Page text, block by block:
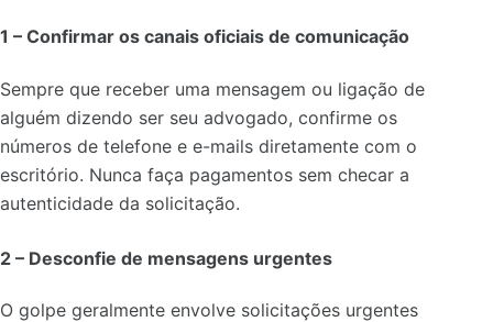
1 – Confirmar os canais oficiais de comunicação
Sempre que receber uma mensagem ou ligação de
alguém dizendo ser seu advogado, confirme os
números de telefone e e-mails diretamente com o
escritório. Nunca faça pagamentos sem checar a
autenticidade da solicitação.
2 – Desconfie de mensagens urgentes
O golpe geralmente envolve solicitações urgentes